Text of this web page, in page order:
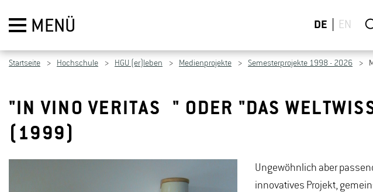
MENÜ DE EN
Startseite Hochschule HGU (er)leben Medienprojekte Semesterprojekte 1998 - 2026
"IN VINO VERITAS " ODER "DAS
(1999)
Ungewöhnlich aber
innovatives Projekt,